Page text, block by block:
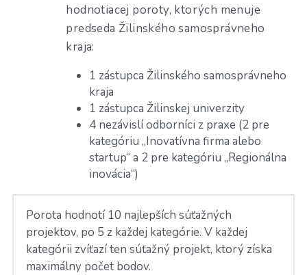
hodnotiacej poroty, ktorých menuje
predseda Žilinského samosprávneho
kraja:
1 zástupca Žilinského samosprávneho
kraja
1 zástupca Žilinskej univerzity
4 nezávislí odborníci z praxe (2 pre
kategóriu „Inovatívna firma alebo
startup“ a 2 pre kategóriu „Regionálna
inovácia“)
Porota hodnotí 10 najlepších súťažných
projektov, po 5 z každej kategórie. V každej
kategórii zvíťazí ten súťažný projekt, ktorý získa
maximálny počet bodov.